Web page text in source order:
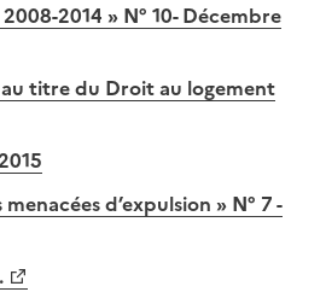
2014 » N° 10- Décembre
au titre du Droit au logement
d’expulsion » N° 7 -